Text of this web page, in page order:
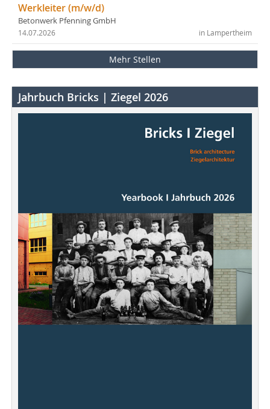
Werkleiter (m/w/d)
Betonwerk Pfenning GmbH
in Lampertheim
14.07.2026
Mehr Stellen
Jahrbuch Bricks | Ziegel 2026